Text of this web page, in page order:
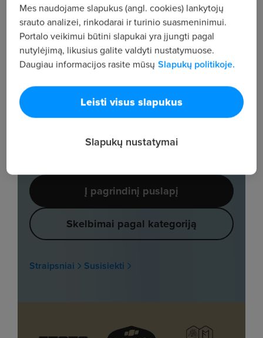
Mes naudojame slapukus (angl. cookies) lankytojų
srauto analizei, rinkodarai ir turinio suasmeninimui.
Portalo veikimui būtini slapukai yra įjungti pagal
nutylėjimą, likusius galite valdyti nustatymuose.
Daugiau informacijos rasite mūsų Slapukų politikoje.
Leisti visus slapukus
Slapukų nustatymai